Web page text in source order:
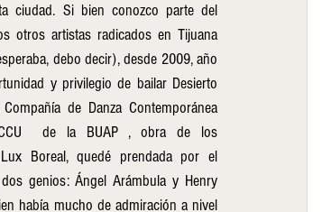
ciudad. Si bien conozco parte del
otros artistas radicados en Tijuana
debo decir), desde 2009, año
y privilegio de bailar Desierto
de Danza Contemporánea
CCU  de la BUAP , obra de los
Boreal, quedé prendada por el
genios: Ángel Arámbula y Henry